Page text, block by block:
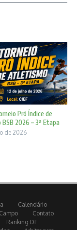
Pró Índice de
2026 – 3ª Etapa
de 2026
Calendário
Contato
Ranking DF